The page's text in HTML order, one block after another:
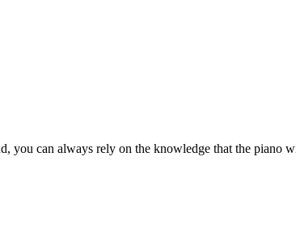
you can always rely on the knowledge that the piano